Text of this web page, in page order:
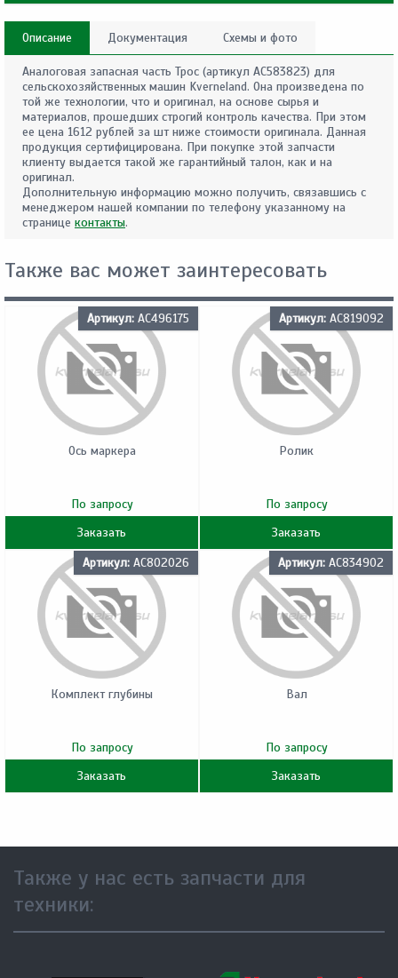
Описание Документация Схемы и фото
Аналоговая запасная часть Трос (артикул AC583823) для
сельскохозяйственных машин Kverneland. Она произведена по
той же технологии, что и оригинал, на основе сырья и
материалов, прошедших строгий контроль качества. При этом
ее цена 1612 рублей за шт ниже стоимости оригинала. Данная
продукция сертифицирована. При покупке этой запчасти
клиенту выдается такой же гарантийный талон, как и на
оригинал.
Дополнительную информацию можно получить, связавшись с
менеджером нашей компании по телефону указанному на
странице контакты.
Также вас может заинтересовать
Артикул: AC496175
Ось маркера
По запросу
Заказать
Артикул: AC819092
Ролик
По запросу
Заказать
Артикул: AC802026
Комплект глубины
По запросу
Заказать
Артикул: AC834902
Вал
По запросу
Заказать
Также у нас есть запчасти для
техники: